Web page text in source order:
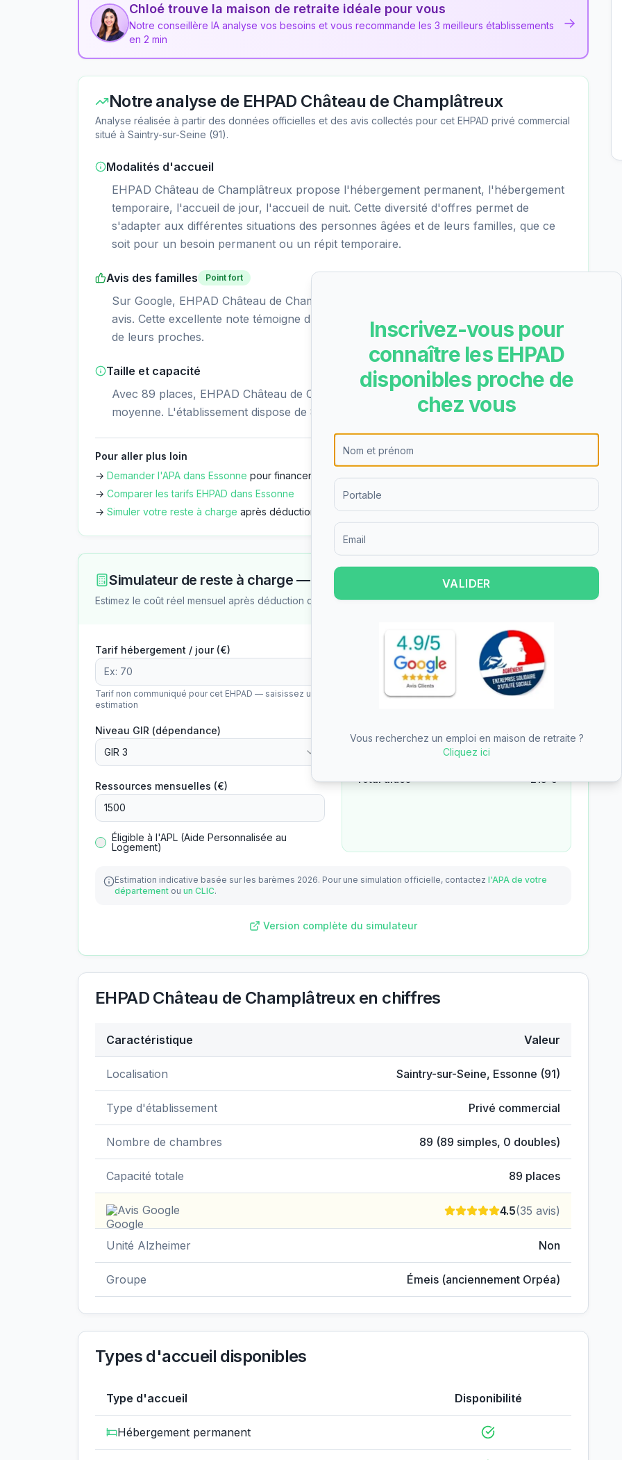
Chloé trouve la maison de retraite idéale pour vous
Notre conseillère IA analyse vos besoins et vous recommande les 3 meilleurs établissements
en 2 min
→
Notre analyse de EHPAD Château de Champlâtreux
Analyse réalisée à partir des données officielles et des avis collectés pour cet EHPAD privé commercial
situé à Saintry-sur-Seine (91).
Modalités d'accueil
EHPAD Château de Champlâtreux propose l'hébergement permanent, l'hébergement
temporaire, l'accueil de jour, l'accueil de nuit. Cette diversité d'offres permet de
s'adapter aux différentes situations des personnes âgées et de leurs familles, que ce
soit pour un besoin permanent ou un répit temporaire.
Avis des familles Point fort
Sur Google, EHPAD Château de Champlâtreux obtient une note de 4.5/5 basée sur 35
avis. Cette excellente note témoigne d'un haut niveau de satisfaction des résidents et
de leurs proches.
Taille et capacité
Avec 89 places, EHPAD Château de Champlâtreux est un établissement de taille
moyenne. L'établissement dispose de 89 chambres.
Pour aller plus loin
→ Demander l'APA dans Essonne pour financer une partie du tarif dépendance
→ Comparer les tarifs EHPAD dans Essonne
→ Simuler votre reste à charge après déduction des aides
Simulateur de reste à charge — EHPAD Château de Champlâtreux
Estimez le coût réel mensuel après déduction des aides (APA, APL, ASH)
Tarif hébergement / jour (€)
Tarif non communiqué pour cet EHPAD — saisissez une
estimation
Niveau GIR (dépendance)
GIR 3
Ressources mensuelles (€)
Éligible à l'APL (Aide Personnalisée au
Logement)
Reste à charge estimé
155 €/mois
− APA (aide dépendance)
Total aides 213€
Estimation indicative basée sur les barèmes 2026. Pour une simulation officielle, contactez l'APA de votre
département ou un CLIC.
Version complète du simulateur
EHPAD Château de Champlâtreuxen chiffres
Caractéristique Valeur
Localisation Saintry-sur-Seine, Essonne (91)
Type d'établissement Privé commercial
Nombre de chambres 89 (89 simples, 0 doubles)
Capacité totale 89 places
Avis Google 4.5(35 avis)
Unité Alzheimer Non
Groupe Émeis (anciennement Orpéa)
Types d'accueil disponibles
Type d'accueil Disponibilité
Hébergement permanent
Inscrivez-vous pour
connaître les EHPAD
disponibles proche de
chez vous
VALIDER
Vous recherchez un emploi en maison de retraite ?
Cliquez ici